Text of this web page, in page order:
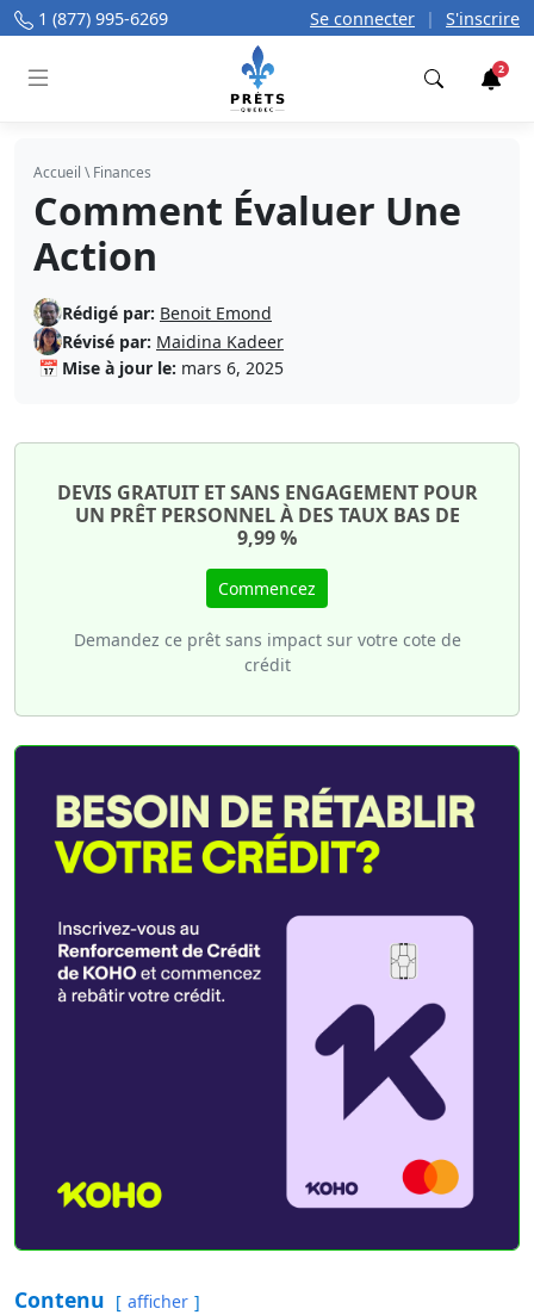
1 (877) 995-6269 Se connecter | S'inscrire
2
Accueil \Finances
Comment Évaluer Une
Action
Rédigé par: Benoit Emond
Révisé par: Maidina Kadeer
📅 Mise à jour le: mars 6, 2025
DEVIS GRATUIT ET SANS ENGAGEMENT POUR
UN PRÊT PERSONNEL À DES TAUX BAS DE
9,99 %
Commencez
Demandez ce prêt sans impact sur votre cote de
crédit
Contenu afficher